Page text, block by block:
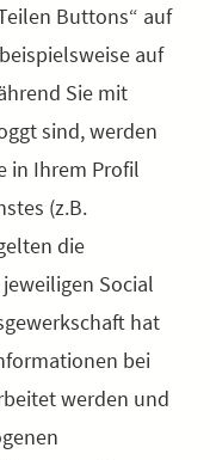
Buttons“ auf
auf
Sie mit
sind, werden
in Ihrem Profil
(z.B.
die
Social
hat
bei
werden und